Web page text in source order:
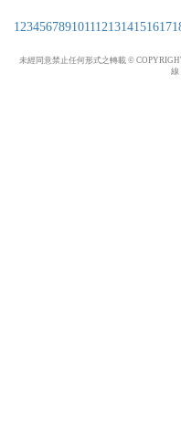
1 234567891011 121314151617
未經同意禁止任何形式之轉載 ©
線